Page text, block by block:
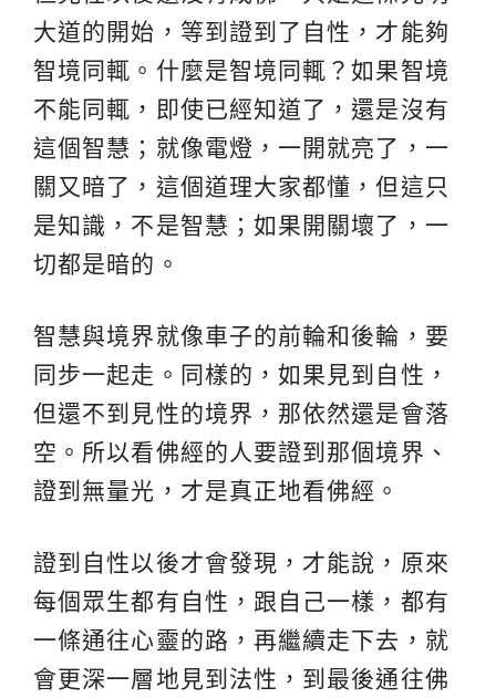
大道的開始，等到證到了自性，才能夠
智境同輒。什麼是智境同輒？如果智境
不能同輒，即使已經知道了，還是沒有
這個智慧；就像電燈，一開就亮了，一
關又暗了，這個道理大家都懂，但這只
是知識，不是智慧；如果開關壞了，一
切都是暗的。
智慧與境界就像車子的前輪和後輪，要
同步一起走。同樣的，如果見到自性，
但還不到見性的境界，那依然還是會落
空。所以看佛經的人要證到那個境界、
證到無量光，才是真正地看佛經。
證到自性以後才會發現，才能說，原來
每個眾生都有自性，跟自己一樣，都有
一條通往心靈的路，再繼續走下去，就
會更深一層地見到法性，到最後通往佛